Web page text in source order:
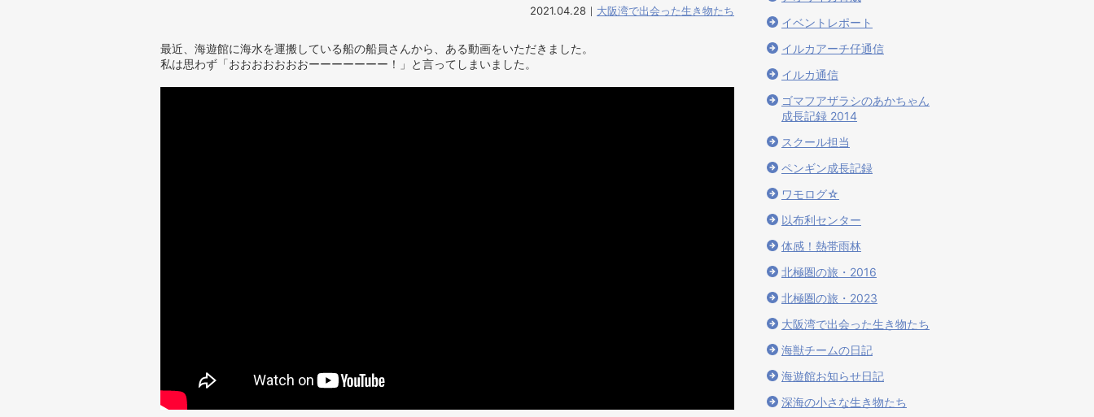
2021.04.28 大阪湾で出会った生き物たち
最近、海遊館に海水を運搬している船の船員さんから、ある動画をいただきました。
私は思わず「おおおおおおおーーーーーーー！」と言ってしまいました。
イベントレポート
イルカアーチ仔通信
イルカ通信
ゴマフアザラシのあかちゃん
成長記録 2014
スクール担当
ペンギン成長記録
ワモログ☆
以布利センター
体感！熱帯雨林
北極圏の旅・2016
北極圏の旅・2023
大阪湾で出会った生き物たち
海獣チームの日記
海遊館お知らせ日記
深海の小さな生き物たち